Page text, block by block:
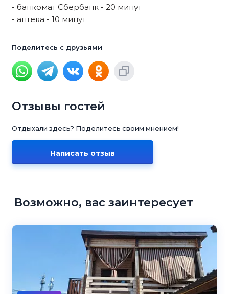
- банкомат Сбербанк - 20 минут
- аптека - 10 минут
Поделитесь с друзьями
Отзывы гостей
Отдыхали здесь? Поделитесь своим мнением!
Написать отзыв
Возможно, вас заинтересует